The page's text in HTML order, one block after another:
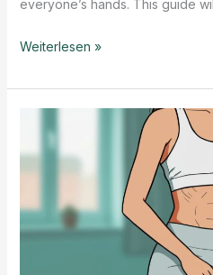
everyone’s hands. This guide
Dessi
Your
Images
&
Weiterlesen »